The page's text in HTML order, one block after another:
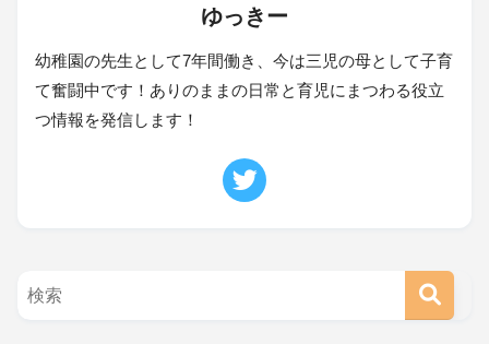
ゆっきー
幼稚園の先生として7年間働き、今は三児の母として子育
て奮闘中です！ありのままの日常と育児にまつわる役立
つ情報を発信します！